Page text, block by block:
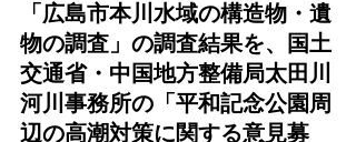
「広島市本川水域の構造物・遺
物の調査」の調査結果を、国土
交通省・中国地方整備局太田川
河川事務所の「平和記念公園周
辺の高潮対策に関する意見募